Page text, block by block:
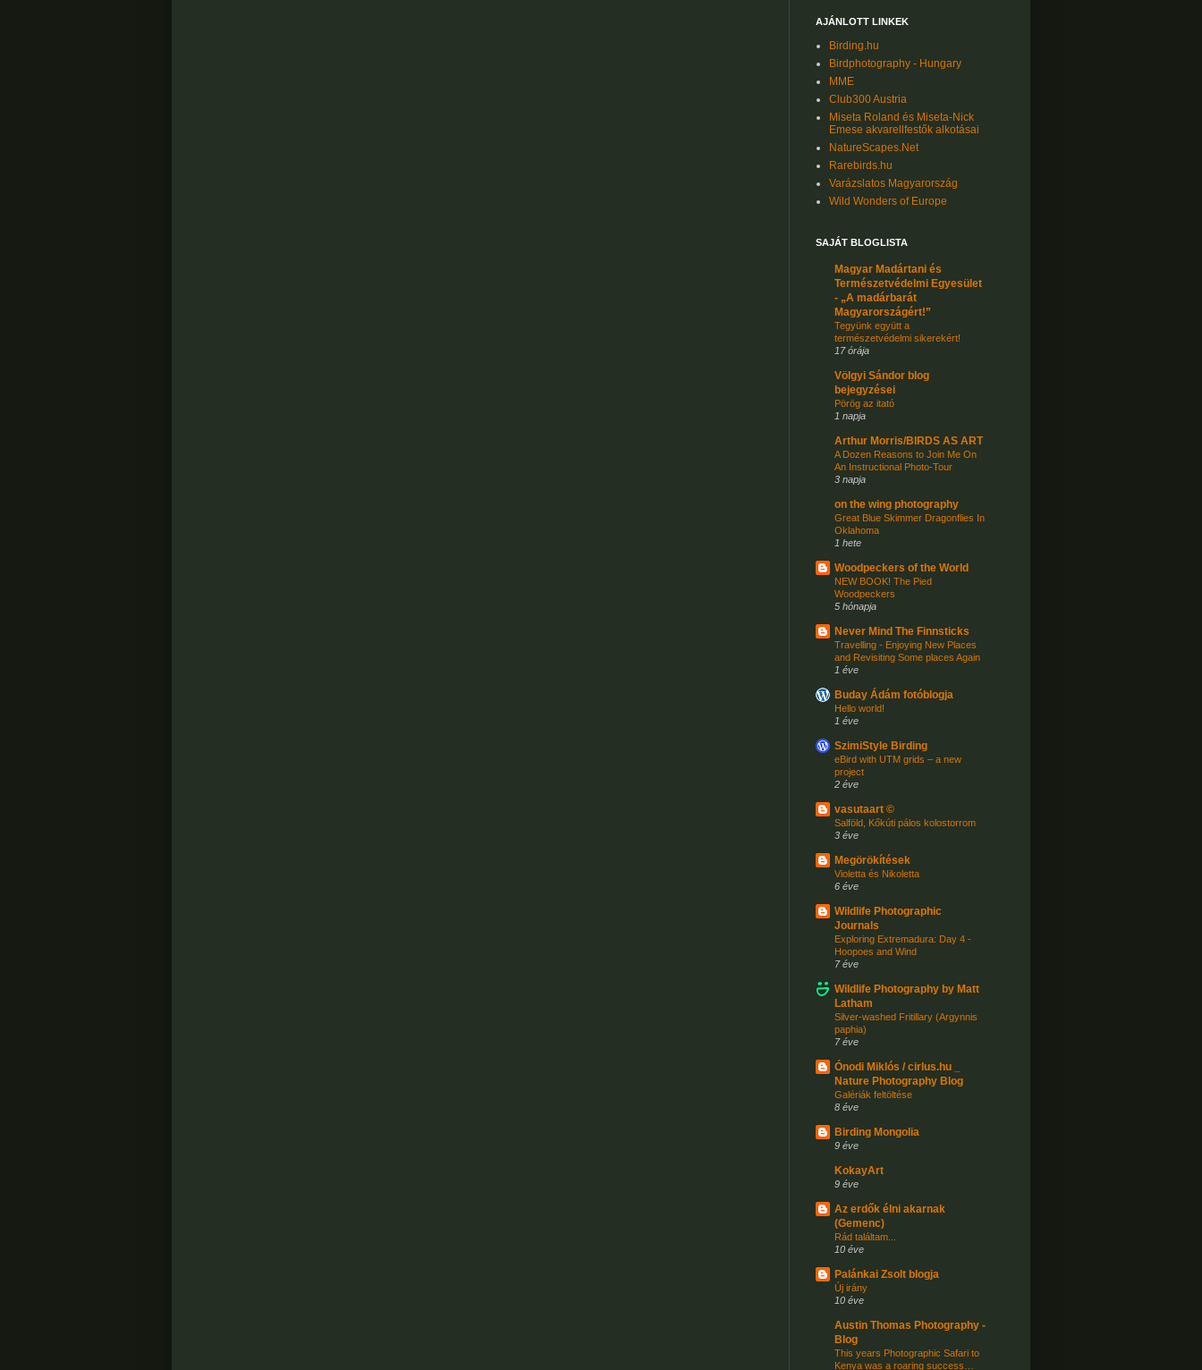
AJÁNLOTT LINKEK
Birding.hu
Birdphotography - Hungary
MME
Club300 Austria
Miseta Roland és Miseta-Nick
Emese akvarellfestők alkotásai
NatureScapes.Net
Rarebirds.hu
Varázslatos Magyarország
Wild Wonders of Europe
SAJÁT BLOGLISTA
Magyar Madártani és
Természetvédelmi Egyesület
- „A madárbarát
Magyarországért!”
Tegyünk együtt a
természetvédelmi sikerekért!
17 órája
Völgyi Sándor blog
bejegyzései
Pörög az itató
1 napja
Arthur Morris/BIRDS AS ART
A Dozen Reasons to Join Me On
An Instructional Photo-Tour
3 napja
on the wing photography
Great Blue Skimmer Dragonflies In
Oklahoma
1 hete
Woodpeckers of the World
NEW BOOK! The Pied
Woodpeckers
5 hónapja
Never Mind The Finnsticks
Travelling - Enjoying New Places
and Revisiting Some places Again
1 éve
Buday Ádám fotóblogja
Hello world!
1 éve
SzimiStyle Birding
eBird with UTM grids – a new
project
2 éve
vasutaart ©
Salföld, Kőkúti pálos kolostorrom
3 éve
Megörökítések
Violetta és Nikoletta
6 éve
Wildlife Photographic
Journals
Exploring Extremadura: Day 4 -
Hoopoes and Wind
7 éve
Wildlife Photography by Matt
Latham
Silver-washed Fritillary (Argynnis
paphia)
7 éve
Ónodi Miklós / cirlus.hu _
Nature Photography Blog
Galériák feltöltése
8 éve
Birding Mongolia
9 éve
KokayArt
9 éve
Az erdők élni akarnak
(Gemenc)
Rád találtam...
10 éve
Palánkai Zsolt blogja
Új irány
10 éve
Austin Thomas Photography -
Blog
This years Photographic Safari to
Kenya was a roaring success…